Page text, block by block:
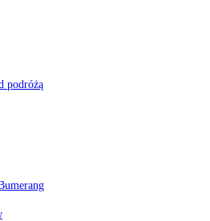
podróżą